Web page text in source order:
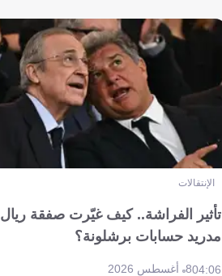
الإنتقالات
تأثير الفراشة.. كيف غيّرت صفقة ريال
مدريد حسابات برشلونة؟
04:068 أغسطس 2026